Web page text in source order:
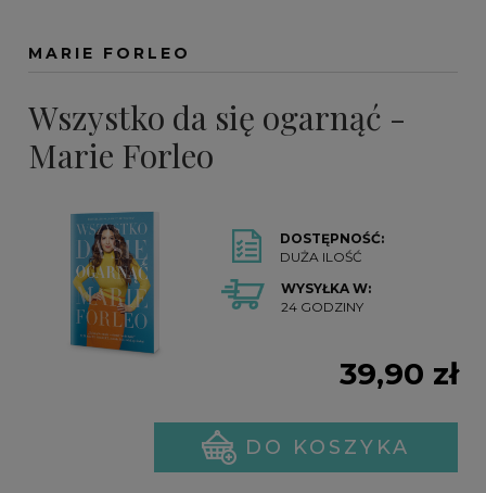
MARIE FORLEO
Wszystko da się ogarnąć -
Marie Forleo
DOSTĘPNOŚĆ:
DUŻA ILOŚĆ
WYSYŁKA W:
24 GODZINY
39,90 zł
DO KOSZYKA